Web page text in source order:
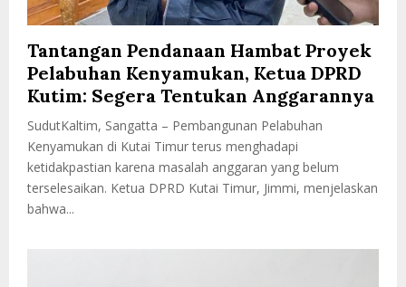
Tantangan Pendanaan Hambat Proyek
Pelabuhan Kenyamukan, Ketua DPRD
Kutim: Segera Tentukan Anggarannya
SudutKaltim, Sangatta – Pembangunan Pelabuhan
Kenyamukan di Kutai Timur terus menghadapi
ketidakpastian karena masalah anggaran yang belum
terselesaikan. Ketua DPRD Kutai Timur, Jimmi, menjelaskan
bahwa...